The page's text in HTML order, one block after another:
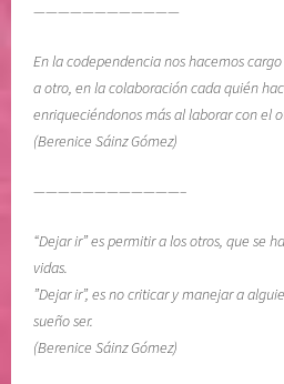
————————————
En la codependencia nos hacemos
a otro, en la colaboración cada quién
enriqueciéndonos más al laborar con el
(Berenice Sáinz Gómez)
————————————–
“Dejar ir” es permitir a los otros, que se
vidas.
”Dejar ir”, es no criticar y manejar a
sueño ser.
(Berenice Sáinz Gómez)